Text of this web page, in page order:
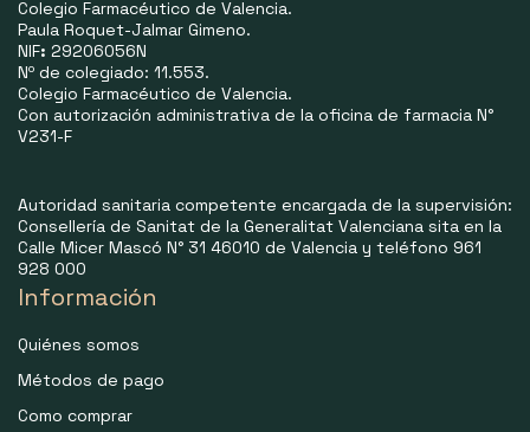
Colegio Farmacéutico de Valencia.
Paula Roquet-Jalmar Gimeno.
NIF: 29206056N
Nº de colegiado: 11.553.
Colegio Farmacéutico de Valencia.
Con autorización administrativa de la oficina de farmacia N°
V231-F
Autoridad sanitaria competente encargada de la supervisión:
Consellería de Sanitat de la Generalitat Valenciana sita en la
Calle Micer Mascó N° 31 46010 de Valencia y teléfono 961
928 000
Información
Quiénes somos
Métodos de pago
Como comprar